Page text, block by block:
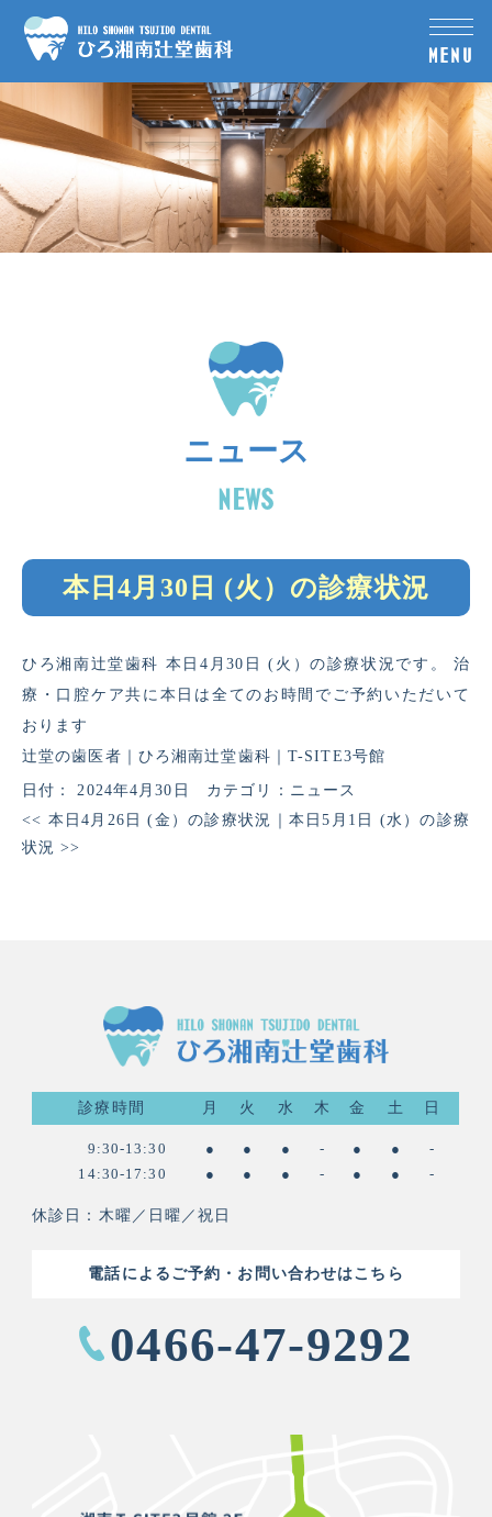
MENU
ニュース
本日4月30日 (火）の診療状況
ひろ湘南辻堂歯科 本日4月30日 (火）の診療状況です。 治
療・口腔ケア共に本日は全てのお時間でご予約いただいて
おります
辻堂の歯医者｜ひろ湘南辻堂歯科｜T-SITE3号館
日付： 2024年4月30日 カテゴリ： ニュース
<< 本日4月26日 (金）の診療状況
本日5月1日 (水）の診療
状況>>
診療時間 月 火 水 木 金 土 日
9:30-13:30 ● ● ● - ● ●
-
14:30-17:30
● ● ● - ● ● -
休診日：木曜／日曜／祝日
電話によるご予約・お問い合わせはこちら
0466-47-9292